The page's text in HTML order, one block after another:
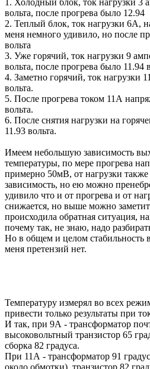
вольта, после прогрева было 12.94
2. Теплый блок, ток нагрузки 6А,
меня немного удивило, но после
вольта
3. Уже горячий, ток нагрузки 9
вольта, после прогрева было 11.94
4. Заметно горячий, ток нагрузки
вольта.
5. После прогрева током 11А
вольта.
6. После снятия нагрузки на
11.93 вольта.
Имеем небольшую зависимость
температуры, по мере прогрева
примерно 50мВ, от нагрузки
зависимость, но ею можно
удивило что и от прогрева и от
снижается, но выше можно
происходила обратная ситуация,
почему так, не знаю, надо
Но в общем и целом стабильность
меня претензий нет.
Температуру измерял во всех
привести только результаты при
И так, при 9А - трансформатор
высоковольтный транзистор 65
сборка 82 градуса.
При 11А - трансформатор 91
около обмотки), транзистор 82